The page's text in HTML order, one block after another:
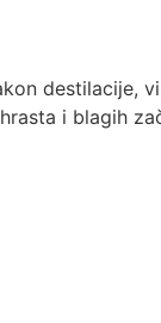
destilacije,
i blagih